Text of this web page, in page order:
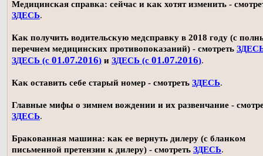
Медицинская справка: сейчас и как хотят изменить -
ЗДЕСЬ.
Как получить водительскую медсправку в 2018 году (с
перечнем медицинских противопоказаний) - смотреть
ЗДЕСЬ (с 01.07.2016) и ЗДЕСЬ (с 01.07.2016).
Как оставить себе старый номер - смотреть ЗДЕСЬ.
Главные мифы о зимнем вождении и их развенчание -
ЗДЕСЬ.
Бракованная машина: как ее вернуть дилеру (с бланком
письменной претензии к дилеру) - смотреть ЗДЕСЬ.